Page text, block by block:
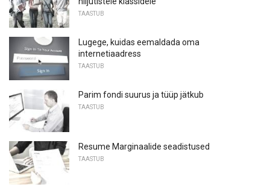
TAASTUB
Lugege, kuidas eemaldada oma
internetiaadress
TAASTUB
Parim fondi suurus ja tüüp jätkub
TAASTUB
Resume Marginaalide seadistused
TAASTUB